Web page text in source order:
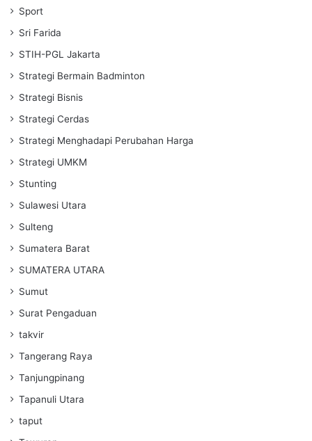
Sport
Sri Farida
STIH-PGL Jakarta
Strategi Bermain Badminton
Strategi Bisnis
Strategi Cerdas
Strategi Menghadapi Perubahan Harga
Strategi UMKM
Stunting
Sulawesi Utara
Sulteng
Sumatera Barat
SUMATERA UTARA
Sumut
Surat Pengaduan
takvir
Tangerang Raya
Tanjungpinang
Tapanuli Utara
taput